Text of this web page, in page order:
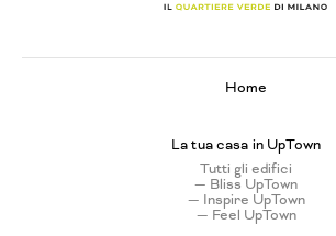
Home
La tua casa in UpTown
Tutti gli edifici
— Bliss UpTown
— Inspire UpTown
— Feel UpTown